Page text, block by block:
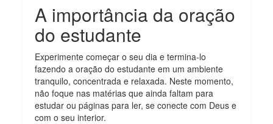
A importância da oração
do estudante
Experimente começar o seu dia e termina-lo
fazendo a oração do estudante em um ambiente
tranquilo, concentrada e relaxada. Neste momento,
não foque nas matérias que ainda faltam para
estudar ou páginas para ler, se conecte com Deus e
com o seu interior.